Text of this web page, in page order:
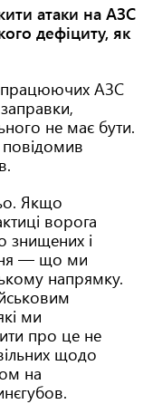
атаки на АЗС
дефіциту, як
працюючих АЗС
не має бути.
повідомив
Якщо
ворога
знищених і
— що ми
напрямку.
ми
про це не
щодо
на